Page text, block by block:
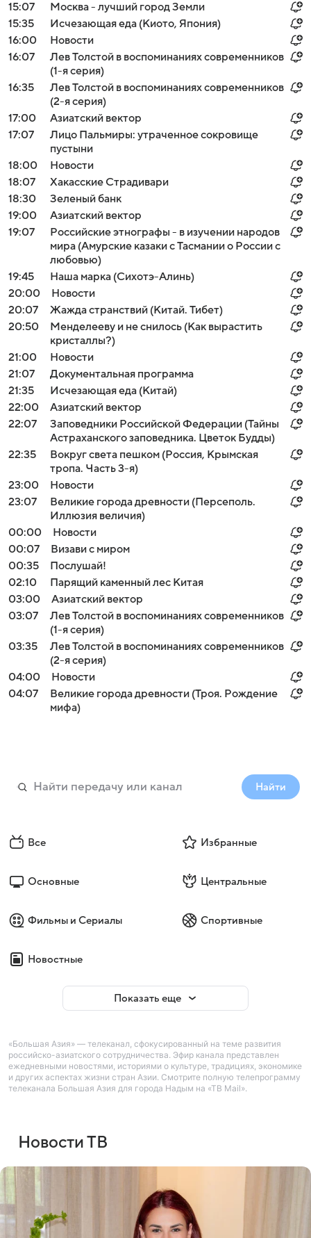
15:07
Москва - лучший город Земли
15:35
Исчезающая еда (Киото, Япония)
16:00
Новости
16:07
Лев Толстой в воспоминаниях современников
(1-я серия)
16:35
Лев Толстой в воспоминаниях современников
(2-я серия)
17:00
Азиатский вектор
17:07
Лицо Пальмиры: утраченное сокровище
пустыни
18:00
Новости
18:07
Хакасские Страдивари
18:30
Зеленый банк
19:00
Азиатский вектор
19:07
Российские этнографы - в изучении народов
мира (Амурские казаки с Тасмании о России с
любовью)
19:45
Наша марка (Сихотэ-Алинь)
20:00
Новости
20:07
Жажда странствий (Китай. Тибет)
20:50
Менделееву и не снилось (Как вырастить
кристаллы?)
21:00
Новости
21:07
Документальная программа
21:35
Исчезающая еда (Китай)
22:00
Азиатский вектор
22:07
Заповедники Российской Федерации (Тайны
Астраханского заповедника. Цветок Будды)
22:35
Вокруг света пешком (Россия, Крымская
тропа. Часть 3-я)
23:00
Новости
23:07
Великие города древности (Персеполь.
Иллюзия величия)
00:00
Новости
00:07
Визави с миром
00:35
Послушай!
02:10
Парящий каменный лес Китая
03:00
Азиатский вектор
03:07
Лев Толстой в воспоминаниях современников
(1-я серия)
03:35
Лев Толстой в воспоминаниях современников
(2-я серия)
04:00
Новости
04:07
Великие города древности (Троя. Рождение
мифа)
Найти
Все Избранные
Основные Центральные
Фильмы и Сериалы Спортивные
Новостные
Показать еще
«Большая Азия» — телеканал, сфокусированный на теме развития
российско-азиатского сотрудничества. Эфир канала представлен
ежедневными новостями, историями о культуре, традициях, экономике
и других аспектах жизни стран Азии. Смотрите полную телепрограмму
телеканала Большая Азия для города Надым на «ТВ Mail».
Новости ТВ